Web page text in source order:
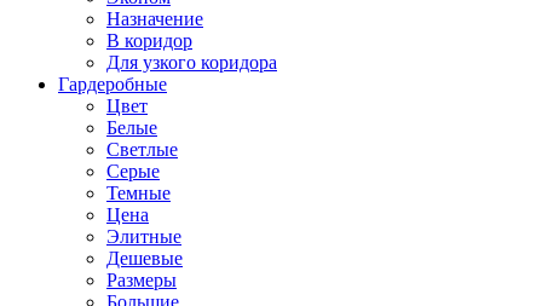
Назначение
В коридор
Для узкого коридора
Гардеробные
Цвет
Белые
Светлые
Серые
Темные
Цена
Элитные
Дешевые
Размеры
Большие